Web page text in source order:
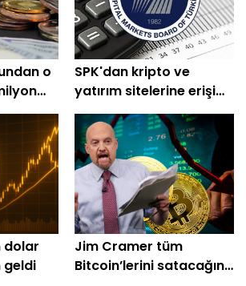
o
SPK'dan kripto ve
yatırım sitelerine erişim
engeli
dolar
geldi
Jim Cramer tüm
Bitcoin’lerini satacağını